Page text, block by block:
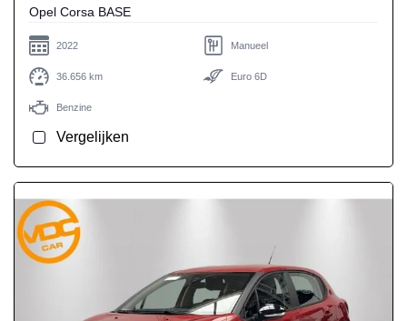
Opel Corsa BASE
2022 Manueel
36.656 km Euro 6D
Benzine
Vergelijken